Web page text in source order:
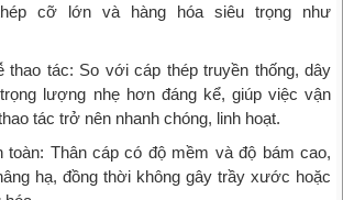
cỡ lớn và hàng hóa siêu trọng như
thao tác: So với cáp thép truyền thống, dây
lượng nhẹ hơn đáng kể, giúp việc vận
tác trở nên nhanh chóng, linh hoạt.
toàn: Thân cáp có độ mềm và độ bám cao,
hạ, đồng thời không gây trầy xước hoặc